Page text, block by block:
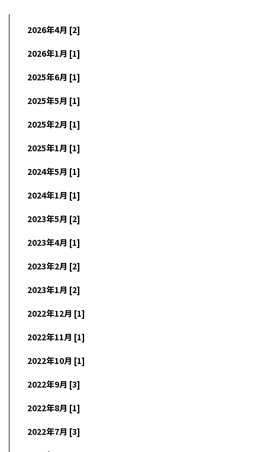
2026年4月 [2]
2026年1月 [1]
2025年6月 [1]
2025年5月 [1]
2025年2月 [1]
2025年1月 [1]
2024年5月 [1]
2024年1月 [1]
2023年5月 [2]
2023年4月 [1]
2023年2月 [2]
2023年1月 [2]
2022年12月 [1]
2022年11月 [1]
2022年10月 [1]
2022年9月 [3]
2022年8月 [1]
2022年7月 [3]